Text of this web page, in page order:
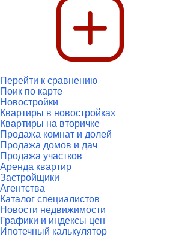
Перейти к сравнению
Поик по карте
Новостройки
Квартиры в новостройках
Квартиры на вторичке
Продажа комнат и долей
Продажа домов и дач
Продажа участков
Аренда квартир
Застройщики
Агентства
Каталог специалистов
Новости недвижимости
Графики и индексы цен
Ипотечный калькулятор